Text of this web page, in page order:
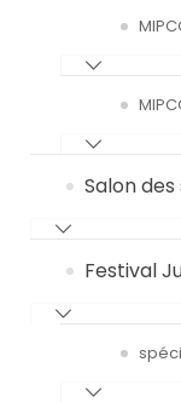
Salon
Festival